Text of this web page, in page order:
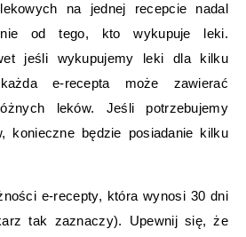
na jednej recepcie nadal
od tego, kto wykupuje leki.
jeśli wykupujemy leki dla kilku
e-recepta może zawierać
leków. Jeśli potrzebujemy
konieczne będzie posiadanie kilku
e-recepty, która wynosi 30 dni
tak zaznaczy). Upewnij się, że